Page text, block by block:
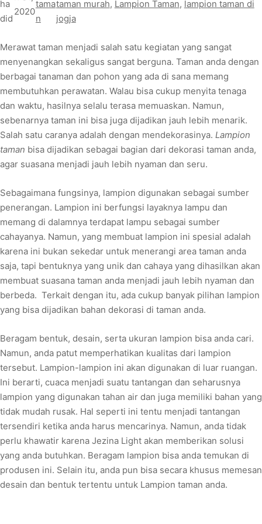
ha
did
2020
tama
n
taman murah, Lampion Taman, lampion taman di
jogja
Merawat taman menjadi salah satu kegiatan yang sangat
menyenangkan sekaligus sangat berguna. Taman anda dengan
berbagai tanaman dan pohon yang ada di sana memang
membutuhkan perawatan. Walau bisa cukup menyita tenaga
dan waktu, hasilnya selalu terasa memuaskan. Namun,
sebenarnya taman ini bisa juga dijadikan jauh lebih menarik.
Salah satu caranya adalah dengan mendekorasinya. Lampion
taman bisa dijadikan sebagai bagian dari dekorasi taman anda,
agar suasana menjadi jauh lebih nyaman dan seru.
Sebagaimana fungsinya, lampion digunakan sebagai sumber
penerangan. Lampion ini berfungsi layaknya lampu dan
memang di dalamnya terdapat lampu sebagai sumber
cahayanya. Namun, yang membuat lampion ini spesial adalah
karena ini bukan sekedar untuk menerangi area taman anda
saja, tapi bentuknya yang unik dan cahaya yang dihasilkan akan
membuat suasana taman anda menjadi jauh lebih nyaman dan
berbeda. Terkait dengan itu, ada cukup banyak pilihan lampion
yang bisa dijadikan bahan dekorasi di taman anda.
Beragam bentuk, desain, serta ukuran lampion bisa anda cari.
Namun, anda patut memperhatikan kualitas dari lampion
tersebut. Lampion-lampion ini akan digunakan di luar ruangan.
Ini berarti, cuaca menjadi suatu tantangan dan seharusnya
lampion yang digunakan tahan air dan juga memiliki bahan yang
tidak mudah rusak. Hal seperti ini tentu menjadi tantangan
tersendiri ketika anda harus mencarinya. Namun, anda tidak
perlu khawatir karena Jezina Light akan memberikan solusi
yang anda butuhkan. Beragam lampion bisa anda temukan di
produsen ini. Selain itu, anda pun bisa secara khusus memesan
desain dan bentuk tertentu untuk Lampion taman anda.